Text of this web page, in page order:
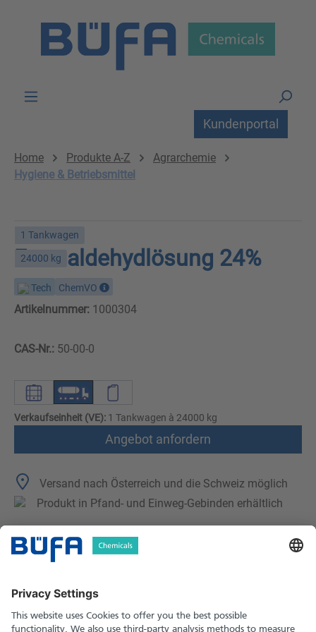
Kundenportal
Home Produkte A-Z
Agrarchemie
Hygiene & Betriebsmittel
1 Tankwagen
24000 kg
Formaldehydlösung 24%
Tech ChemVO
Artikelnummer: 1000304
CAS-Nr.: 50-00-0
Verkaufseinheit (VE): 1 Tankwagen à 24000 kg
Angebot anfordern
Versand nach Österreich und die Schweiz möglich
Produkt in Pfand- und Einweg-Gebinden erhältlich
Technische Merkmale
Sicherheitshinweise